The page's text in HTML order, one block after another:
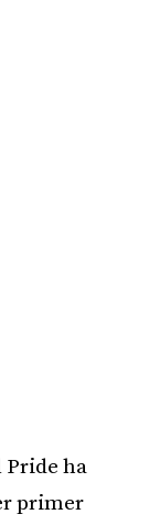
Pride ha
primer